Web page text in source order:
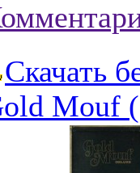
Скачать
Mouf